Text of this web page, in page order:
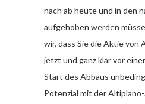
nach ab heute und in den
aufgehoben werden
wir, dass Sie die Aktie von
jetzt und ganz klar vor
Start des Abbaus
Potenzial mit der